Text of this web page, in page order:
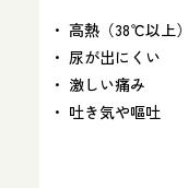
高熱（38℃以上）
尿が出にくい
激しい痛み
吐き気や嘔吐